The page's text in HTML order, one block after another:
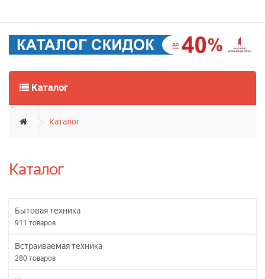
Каталог
Каталог
Каталог
Бытовая техника
911 товаров
Встраиваемая техника
280 товаров